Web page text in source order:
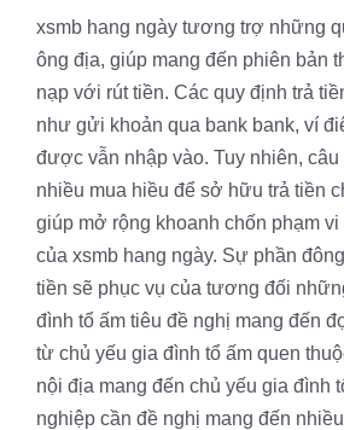
xsmb hang ngày tương trợ những
ông địa, giúp mang đến phiên bản
nạp với rút tiền. Các quy định trả
như gửi khoản qua bank bank, ví
được vẫn nhập vào. Tuy nhiên,
nhiều mua hiều để sở hữu trả tiền
giúp mở rộng khoanh chốn phạm
của xsmb hang ngày. Sự phần
tiền sẽ phục vụ của tương đối
đình tổ ấm tiêu đề nghị mang đến
từ chủ yếu gia đình tổ ấm quen
nội địa mang đến chủ yếu gia đình
nghiệp cần đề nghị mang đến